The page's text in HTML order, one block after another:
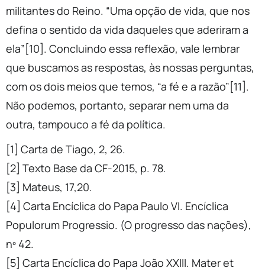
militantes do Reino. “Uma opção de vida, que nos
defina o sentido da vida daqueles que aderiram a
ela”[10]. Concluindo essa reflexão, vale lembrar
que buscamos as respostas, às nossas perguntas,
com os dois meios que temos, “a fé e a razão”[11].
Não podemos, portanto, separar nem uma da
outra, tampouco a fé da política.
[1] Carta de Tiago, 2, 26.
[2] Texto Base da CF-2015, p. 78.
[3] Mateus, 17,20.
[4] Carta Encíclica do Papa Paulo VI. Encíclica
Populorum Progressio. (O progresso das nações),
nº 42.
[5] Carta Encíclica do Papa João XXIII. Mater et